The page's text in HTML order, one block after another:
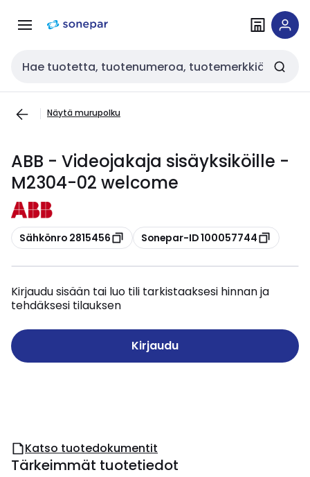
navigointiinsisältöön
Haku
Näytä murupolku
ABB - Videojakaja sisäyksiköille -
M2304-02 welcome
Kopioi
Sähkönro 2815456 Kopioi
Sonepar-ID 100057744
Kirjaudu sisään tai luo tili tarkistaaksesi hinnan ja
tehdäksesi tilauksen
Kirjaudu
Katso tuotedokumentit
Tärkeimmät tuotetiedot